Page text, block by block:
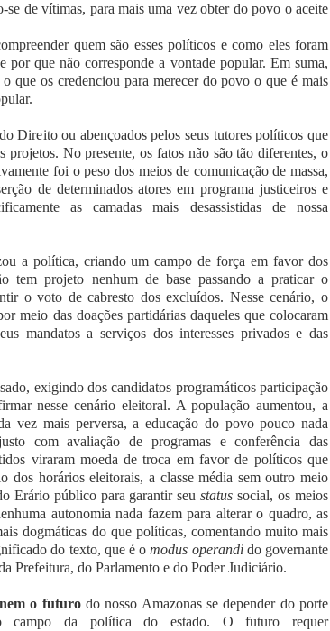
se de vítimas, para mais uma vez obter do povo o aceite
quem são esses políticos e como eles foram
por que não corresponde a vontade popular. Em suma,
que os credenciou para merecer do povo o que é mais
Direito ou abençoados pelos seus tutores políticos que
projetos. No presente, os fatos não são tão diferentes, o
foi o peso dos meios de comunicação de massa,
de determinados atores em programa justiceiros e
as camadas mais desassistidas de nossa
a política, criando um campo de força em favor dos
tem projeto nenhum de base passando a praticar o
o voto de cabresto dos excluídos. Nesse cenário, o
meio das doações partidárias daqueles que colocaram
mandatos a serviços dos interesses privados e das
exigindo dos candidatos programáticos participação
nesse cenário eleitoral. A população aumentou, a
vez mais perversa, a educação do povo pouco nada
com avaliação de programas e conferência das
viraram moeda de troca em favor de políticos que
dos horários eleitorais, a classe média sem outro meio
Erário público para garantir seustatus social, os meios
autonomia nada fazem para alterar o quadro, as
dogmáticas do que políticas, comentando muito mais
do texto, que é omodus operandi do governante
Prefeitura, do Parlamento e do Poder Judiciário.
o futurodo nosso Amazonas se depender do porte
campo da política do estado. O futuro requer